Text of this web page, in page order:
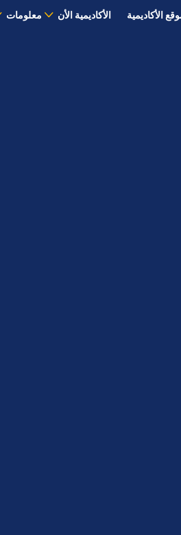
الأكاديمية الأكاديمية الأن معلومات